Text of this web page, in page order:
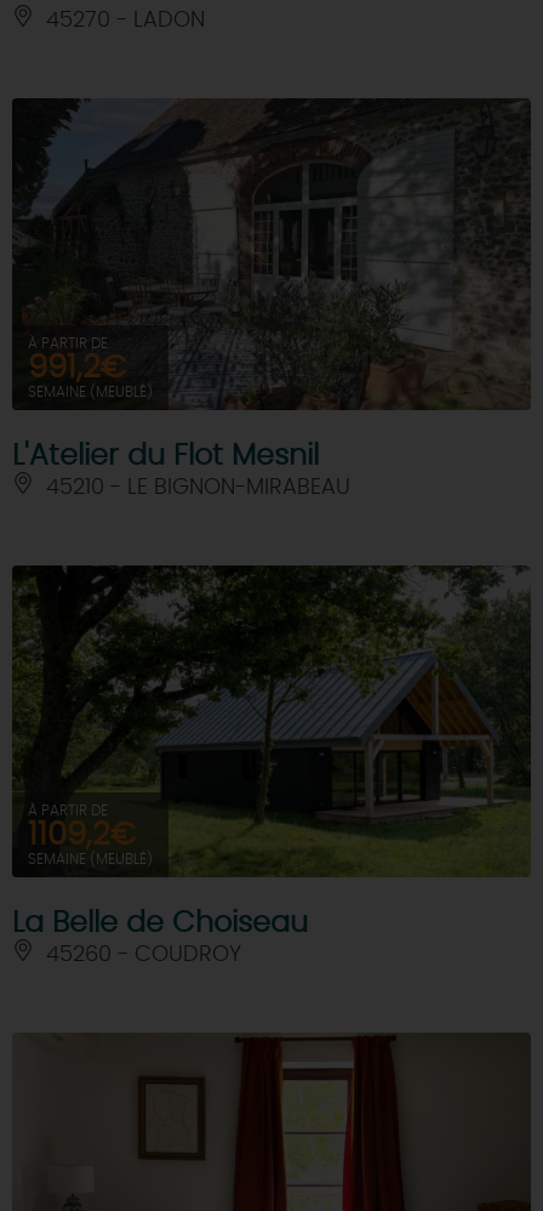
45270 - LADON
À PARTIR DE
991,2€
SEMAINE (MEUBLÉ)
L'Atelier du Flot Mesnil
45210 - LE BIGNON-MIRABEAU
À PARTIR DE
1109,2€
SEMAINE (MEUBLÉ)
La Belle de Choiseau
45260 - COUDROY